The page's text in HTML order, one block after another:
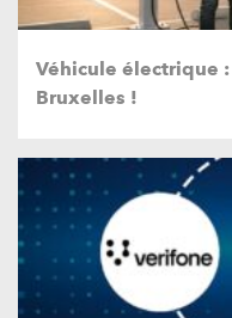
Véhicule électrique
Bruxelles !